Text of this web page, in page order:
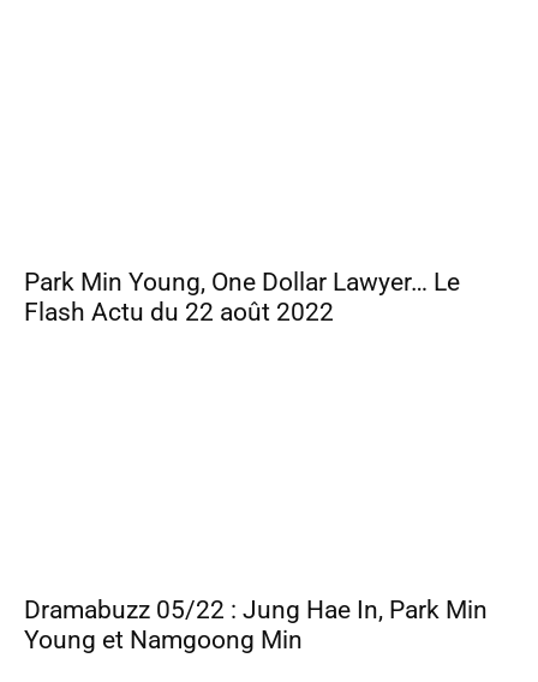
Park Min Young, One Dollar Lawyer… Le
Flash Actu du 22 août 2022
Dramabuzz 05/22 : Jung Hae In, Park Min
Young et Namgoong Min